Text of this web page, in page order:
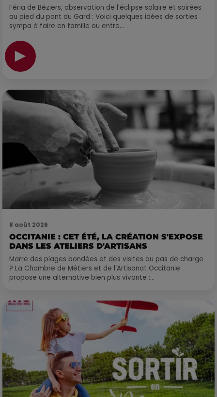
Féria de Béziers, observation de l’éclipse solaire et soirées
au pied du pont du Gard : Voici quelques idées de sorties
sympa à faire en famille ou entre...
8 août 2026
OCCITANIE : CET ÉTÉ, LA CRÉATION S'EXPOSE
DANS LES ATELIERS D'ARTISANS
Marre des plages bondées et des visites au pas de charge
? La Chambre de Métiers et de l’Artisanat Occitanie
propose une alternative bien plus vivante :...